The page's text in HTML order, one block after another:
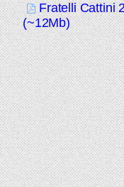
Fratelli Cattini
(~12Mb)